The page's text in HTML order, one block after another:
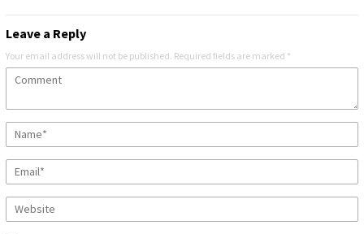
Leave a Reply
Your email address will not be published. Required fields are marked *